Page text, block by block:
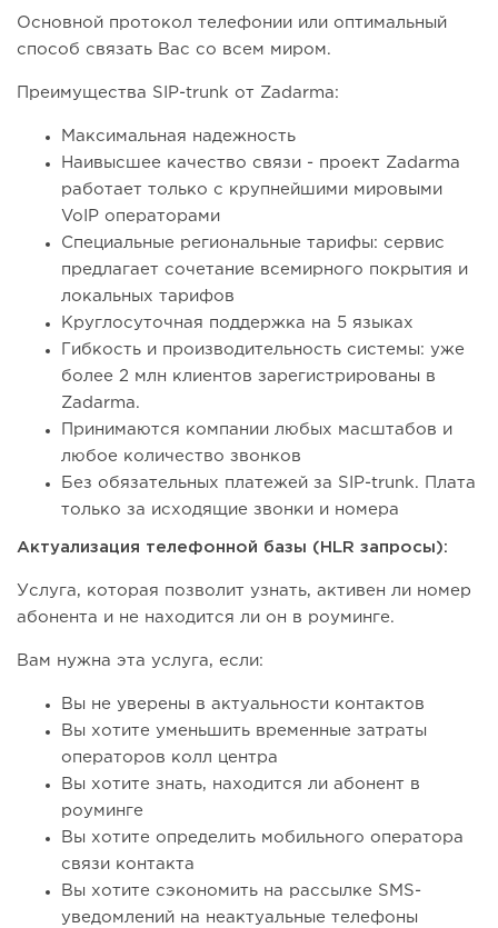
Основной протокол телефонии или оптимальный
способ связать Вас со всем миром.
Преимущества SIP-trunk от Zadarma:
Максимальная надежность
Наивысшее качество связи - проект Zadarma
работает только с крупнейшими мировыми
VoIP операторами
Специальные региональные тарифы: сервис
предлагает сочетание всемирного покрытия и
локальных тарифов
Круглосуточная поддержка на 5 языках
Гибкость и производительность системы: уже
более 2 млн клиентов зарегистрированы в
Zadarma.
Принимаются компании любых масштабов и
любое количество звонков
Без обязательных платежей за SIP-trunk. Плата
только за исходящие звонки и номера
Актуализация телефонной базы (HLR запросы):
Услуга, которая позволит узнать, активен ли номер
абонента и не находится ли он в роуминге.
Вам нужна эта услуга, если:
Вы не уверены в актуальности контактов
Вы хотите уменьшить временные затраты
операторов колл центра
Вы хотите знать, находится ли абонент в
роуминге
Вы хотите определить мобильного оператора
связи контакта
Вы хотите сэкономить на рассылке SMS-
уведомлений на неактуальные телефоны